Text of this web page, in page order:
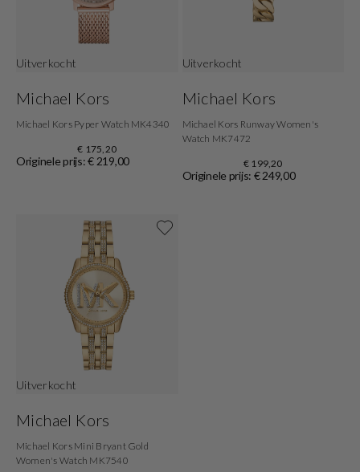
Uitverkocht
Michael Kors
Michael Kors Pyper Watch MK4340
€ 175,20
Originele prijs: € 219,00
Uitverkocht
Michael Kors
Michael Kors Runway Women's
Watch MK7472
€ 199,20
Originele prijs: € 249,00
Uitverkocht
Michael Kors
Michael Kors Mini Bryant Gold
Women's Watch MK7540